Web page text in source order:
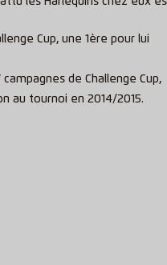
Cup, une 1ère pour lui
de Challenge Cup,
au tournoi en 2014/2015.